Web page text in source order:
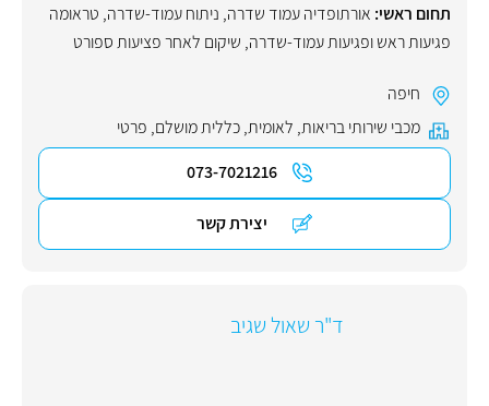
תחום ראשי: אורתופדיה עמוד שדרה, ניתוח עמוד-שדרה, טראומה
פגיעות ראש ופגיעות עמוד-שדרה, שיקום לאחר פציעות ספורט
חיפה
מכבי שירותי בריאות, לאומית,כללית מושלם, פרטי
073-7021216
יצירת קשר
ד"ר שאול שגיב